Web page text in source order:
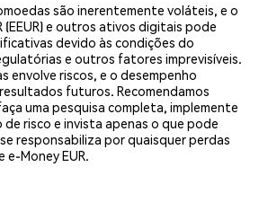
são inerentemente voláteis, e o
(EEUR) e outros ativos digitais pode
devido às condições do
e outros fatores imprevisíveis.
envolve riscos, e o desempenho
futuros. Recomendamos
uma pesquisa completa, implemente
risco e invista apenas o que pode
responsabiliza por quaisquer perdas
Money EUR.